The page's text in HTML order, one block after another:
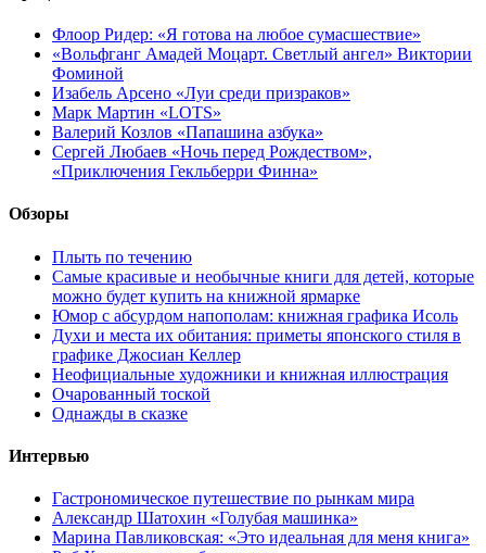
Флоор Ридер: «Я готова на любое сумасшествие»
«Вольфганг Амадей Моцарт. Светлый ангел» Виктории
Фоминой
Изабель Арсено «Луи среди призраков»
Марк Мартин «LOTS»
Валерий Козлов «Папашина азбука»
Сергей Любаев «Ночь перед Рождеством»,
«Приключения Гекльберри Финна»
Обзоры
Плыть по течению
Самые красивые и необычные книги для детей, которые
можно будет купить на книжной ярмарке
Юмор с абсурдом напополам: книжная графика Исоль
Духи и места их обитания: приметы японского стиля в
графике Джосиан Келлер
Неофициальные художники и книжная иллюстрация
Очарованный тоской
Однажды в сказке
Интервью
Гастрономическое путешествие по рынкам мира
Александр Шатохин «Голубая машинка»
Марина Павликовская: «Это идеальная для меня книга»